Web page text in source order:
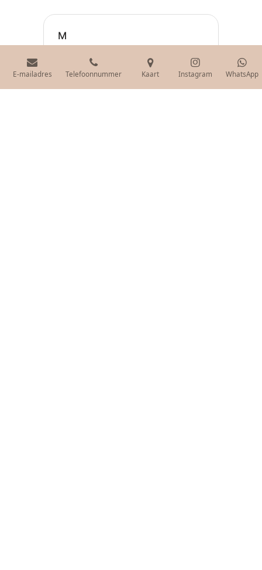
E-mailadres Telefoonnummer Kaart Instagram WhatsApp